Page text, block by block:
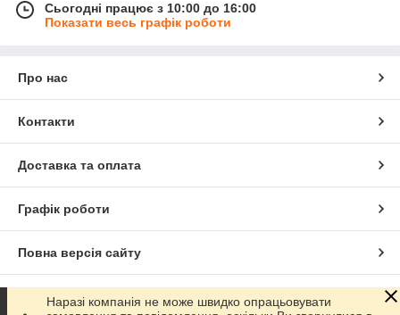
Сьогодні працює з 10:00 до 16:00
Показати весь графік роботи
Про нас
Контакти
Доставка та оплата
Графік роботи
Повна версія сайту
Сайт створено на маркетплейсіProm.ua
Наразі компанія не може швидко опрацьовувати